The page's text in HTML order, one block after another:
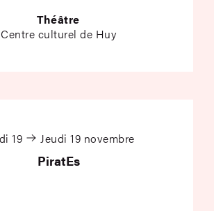
Théâtre
Centre culturel de Huy
19 Jeudi 19 novembre
PiratEs